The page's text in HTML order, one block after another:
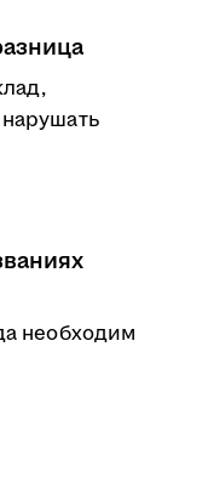
необходим